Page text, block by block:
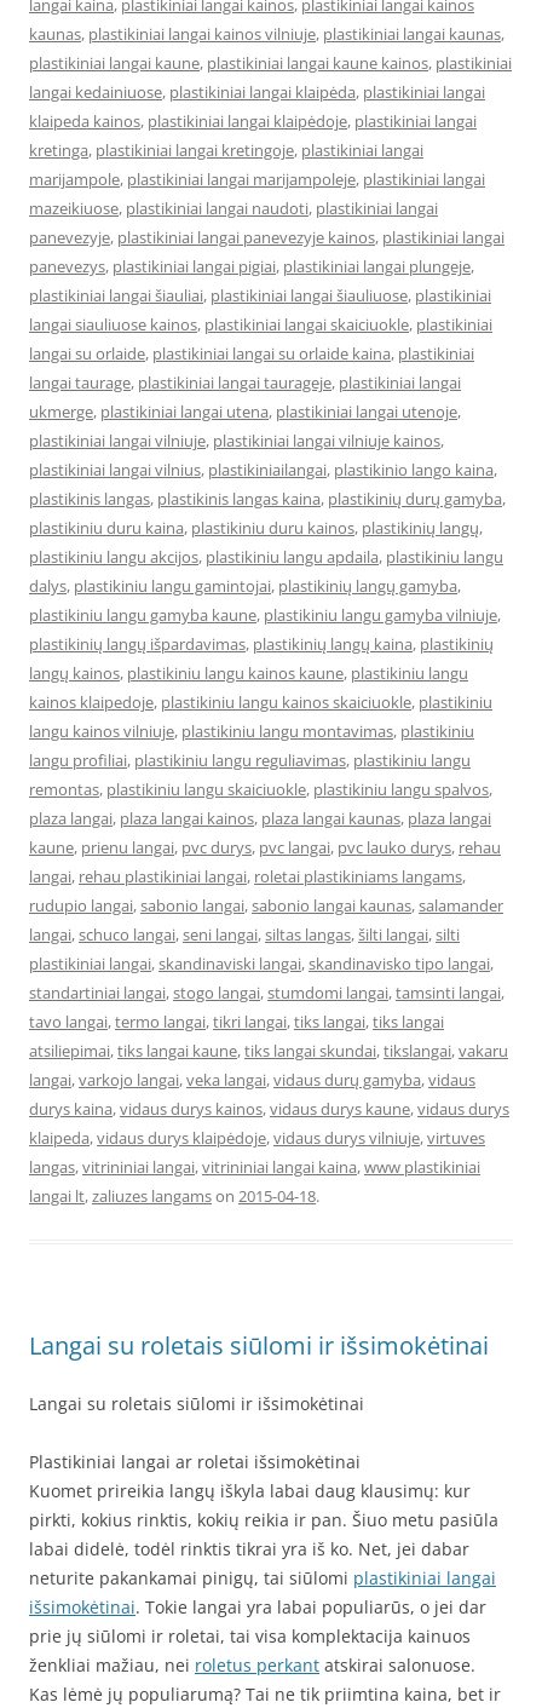
langai kaina, plastikiniai langai kainos, plastikiniai langai kainos
kaunas, plastikiniai langai kainos vilniuje, plastikiniai langai kaunas,
plastikiniai langai kaune, plastikiniai langai kaune kainos, plastikiniai
langai kedainiuose, plastikiniai langai klaipėda, plastikiniai langai
klaipeda kainos, plastikiniai langai klaipėdoje, plastikiniai langai
kretinga, plastikiniai langai kretingoje, plastikiniai langai
marijampole, plastikiniai langai marijampoleje, plastikiniai langai
mazeikiuose, plastikiniai langai naudoti, plastikiniai langai
panevezyje, plastikiniai langai panevezyje kainos, plastikiniai langai
panevezys, plastikiniai langai pigiai, plastikiniai langai plungeje,
plastikiniai langai šiauliai, plastikiniai langai šiauliuose, plastikiniai
langai siauliuose kainos, plastikiniai langai skaiciuokle, plastikiniai
langai su orlaide, plastikiniai langai su orlaide kaina, plastikiniai
langai taurage, plastikiniai langai taurageje, plastikiniai langai
ukmerge, plastikiniai langai utena, plastikiniai langai utenoje,
plastikiniai langai vilniuje, plastikiniai langai vilniuje kainos,
plastikiniai langai vilnius, plastikiniailangai, plastikinio lango kaina,
plastikinis langas, plastikinis langas kaina, plastikinių durų gamyba,
plastikiniu duru kaina, plastikiniu duru kainos, plastikinių langų,
plastikiniu langu akcijos, plastikiniu langu apdaila, plastikiniu langu
dalys, plastikiniu langu gamintojai, plastikinių langų gamyba,
plastikiniu langu gamyba kaune, plastikiniu langu gamyba vilniuje,
plastikinių langų išpardavimas, plastikinių langų kaina, plastikinių
langų kainos, plastikiniu langu kainos kaune, plastikiniu langu
kainos klaipedoje, plastikiniu langu kainos skaiciuokle, plastikiniu
langu kainos vilniuje, plastikiniu langu montavimas, plastikiniu
langu profiliai, plastikiniu langu reguliavimas, plastikiniu langu
remontas, plastikiniu langu skaiciuokle, plastikiniu langu spalvos,
plaza langai, plaza langai kainos, plaza langai kaunas, plaza langai
kaune, prienu langai, pvc durys, pvc langai, pvc lauko durys, rehau
langai, rehau plastikiniai langai, roletai plastikiniams langams,
rudupio langai,sabonio langai,sabonio langai kaunas,salamander
langai,schuco langai,seni langai,siltas langas,šilti langai,silti
plastikiniai langai,skandinaviski langai,skandinavisko tipo langai,
standartiniai langai,stogo langai,stumdomi langai,tamsinti langai,
tavo langai,termo langai,tikri langai,tiks langai,tiks langai
atsiliepimai,tiks langai kaune,tiks langai skundai,tikslangai,vakaru
langai,varkojo langai,veka langai,vidaus durų gamyba,vidaus
durys kaina,vidaus durys kainos,vidaus durys kaune,vidaus durys
klaipeda,vidaus durys klaipėdoje,vidaus durys vilniuje,virtuves
langas,vitrininiai langai,vitrininiai langai kaina,www plastikiniai
langai lt,zaliuzes langamson 2015-04-18.
Langai su roletais siūlomi ir išsimokėtinai
Langai su roletais siūlomi ir išsimokėtinai
Plastikiniai langai ar roletai išsimokėtinai
Kuomet prireikia langų iškyla labai daug klausimų: kur
pirkti, kokius rinktis, kokių reikia ir pan. Šiuo metu pasiūla
labai didelė, todėl rinktis tikrai yra iš ko. Net, jei dabar
neturite pakankamai pinigų, tai siūlomi plastikiniai langai
išsimokėtinai. Tokie langai yra labai populiarūs, o jei dar
prie jų siūlomi ir roletai, tai visa komplektacija kainuos
ženkliai mažiau, nei roletus perkant atskirai salonuose.
Kas lėmė jų populiarumą? Tai ne tik priimtina kaina, bet ir